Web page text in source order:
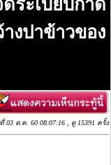
ระเบียบกาด
งปาข้าวของ
03 ต.ค. 60 08:07:16 , ดู 15391 ครั้ง